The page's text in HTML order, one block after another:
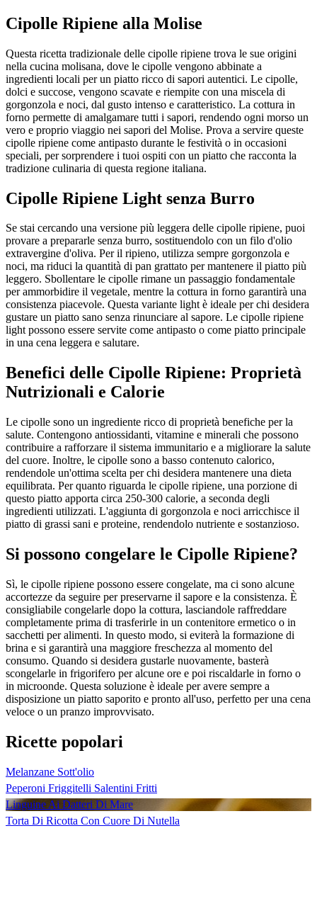
Cipolle Ripiene alla Molise
Questa ricetta tradizionale delle cipolle ripiene trova le sue origini
nella cucina molisana, dove le cipolle vengono abbinate a
ingredienti locali per un piatto ricco di sapori autentici. Le cipolle,
dolci e succose, vengono scavate e riempite con una miscela di
gorgonzola e noci, dal gusto intenso e caratteristico. La cottura in
forno permette di amalgamare tutti i sapori, rendendo ogni morso un
vero e proprio viaggio nei sapori del Molise. Prova a servire queste
cipolle ripiene come antipasto durante le festività o in occasioni
speciali, per sorprendere i tuoi ospiti con un piatto che racconta la
tradizione culinaria di questa regione italiana.
Cipolle Ripiene Light senza Burro
Se stai cercando una versione più leggera delle cipolle ripiene, puoi
provare a prepararle senza burro, sostituendolo con un filo d'olio
extravergine d'oliva. Per il ripieno, utilizza sempre gorgonzola e
noci, ma riduci la quantità di pan grattato per mantenere il piatto più
leggero. Sbollentare le cipolle rimane un passaggio fondamentale
per ammorbidire il vegetale, mentre la cottura in forno garantirà una
consistenza piacevole. Questa variante light è ideale per chi desidera
gustare un piatto sano senza rinunciare al sapore. Le cipolle ripiene
light possono essere servite come antipasto o come piatto principale
in una cena leggera e salutare.
Benefici delle Cipolle Ripiene: Proprietà
Nutrizionali e Calorie
Le cipolle sono un ingrediente ricco di proprietà benefiche per la
salute. Contengono antiossidanti, vitamine e minerali che possono
contribuire a rafforzare il sistema immunitario e a migliorare la salute
del cuore. Inoltre, le cipolle sono a basso contenuto calorico,
rendendole un'ottima scelta per chi desidera mantenere una dieta
equilibrata. Per quanto riguarda le cipolle ripiene, una porzione di
questo piatto apporta circa 250-300 calorie, a seconda degli
ingredienti utilizzati. L'aggiunta di gorgonzola e noci arricchisce il
piatto di grassi sani e proteine, rendendolo nutriente e sostanzioso.
Si possono congelare le Cipolle Ripiene?
Sì, le cipolle ripiene possono essere congelate, ma ci sono alcune
accortezze da seguire per preservarne il sapore e la consistenza. È
consigliabile congelarle dopo la cottura, lasciandole raffreddare
completamente prima di trasferirle in un contenitore ermetico o in
sacchetti per alimenti. In questo modo, si eviterà la formazione di
brina e si garantirà una maggiore freschezza al momento del
consumo. Quando si desidera gustarle nuovamente, basterà
scongelarle in frigorifero per alcune ore e poi riscaldarle in forno o
in microonde. Questa soluzione è ideale per avere sempre a
disposizione un piatto saporito e pronto all'uso, perfetto per una cena
veloce o un pranzo improvvisato.
Ricette popolari
Melanzane Sott'olio
Peperoni Friggitelli Salentini Fritti
Linguine Ai Datteri Di Mare
Torta Di Ricotta Con Cuore Di Nutella